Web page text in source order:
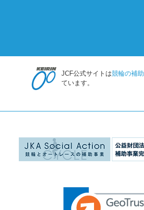
JCF公式サイトは競輪の補助
ています。